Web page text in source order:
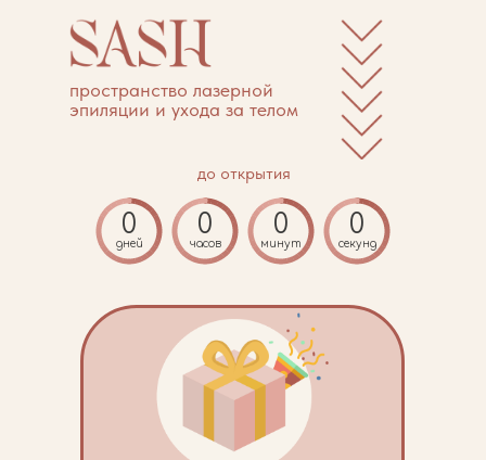
0
дней
0
часов
0
минут
0
секунд
до открытия
пространство лазерной
эпиляции и ухода за телом